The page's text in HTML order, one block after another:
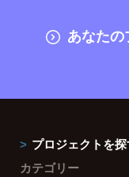
あなた
プロジェクトを
カテゴリー